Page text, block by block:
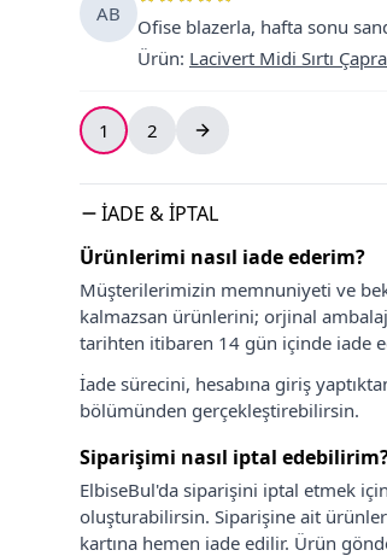
AB
Ofise blazerla, hafta sonu
Ürün: Lacivert Midi Sırtı
1 2
İADE & İPTAL
Ürünlerimi nasıl iade ederim?
Müşterilerimizin memnuniyeti ve
kalmazsan ürünlerini; orjinal
tarihten itibaren 14 gün içinde iade
İade sürecini, hesabına giriş
bölümünden gerçekleştirebilirsin.
Siparişimi nasıl iptal
ElbiseBul'da siparişini iptal etmek
oluşturabilirsin. Siparişine ait
kartına hemen iade edilir. Ürün